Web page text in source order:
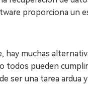
proporciona un
hay muchas
todos pueden
ser una tarea ardua